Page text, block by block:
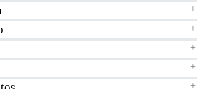
+
+
+
+
+